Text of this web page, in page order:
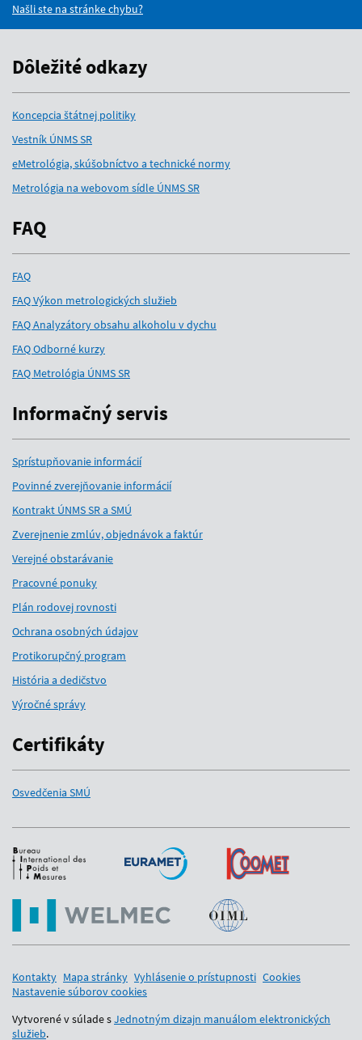
Našli ste na stránke chybu?
Dôležité odkazy
Koncepcia štátnej politiky
Vestník ÚNMS SR
eMetrológia, skúšobníctvo a technické normy
Metrológia na webovom sídle ÚNMS SR
FAQ
FAQ
FAQ Výkon metrologických služieb
FAQ Analyzátory obsahu alkoholu v dychu
FAQ Odborné kurzy
FAQ Metrológia ÚNMS SR
Informačný servis
Sprístupňovanie informácií
Povinné zverejňovanie informácií
Kontrakt ÚNMS SR a SMÚ
Zverejnenie zmlúv, objednávok a faktúr
Verejné obstarávanie
Pracovné ponuky
Plán rodovej rovnosti
Ochrana osobných údajov
Protikorupčný program
História a dedičstvo
Výročné správy
Certifikáty
Osvedčenia SMÚ
Medzinárodní partneri
Kontakty Mapa stránky Vyhlásenie o prístupnosti Cookies
Nastavenie súborov cookies
Vytvorené v súlade sJednotným dizajn manuálom elektronických
služieb.